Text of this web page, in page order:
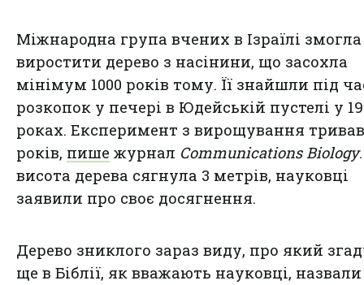
Міжнародна група вчених в Ізраїлі змогла
виростити дерево з насінини, що засохла
мінімум 1000 років тому. Її знайшли під
розкопок у печері в Юдейській пустелі у
роках. Експеримент з вирощування
років, пише журнал Communications Biology
висота дерева сягнула 3 метрів, науковці
заявили про своє досягнення.
Дерево зниклого зараз виду, про який
ще в Біблії, як вважають науковці,